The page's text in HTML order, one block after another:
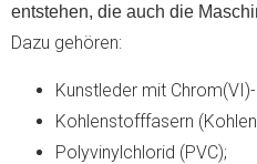
entstehen, die auch die
Dazu gehören:
Kunstleder mit
Kohlenstofffasern
Polyvinylchlorid (PVC);